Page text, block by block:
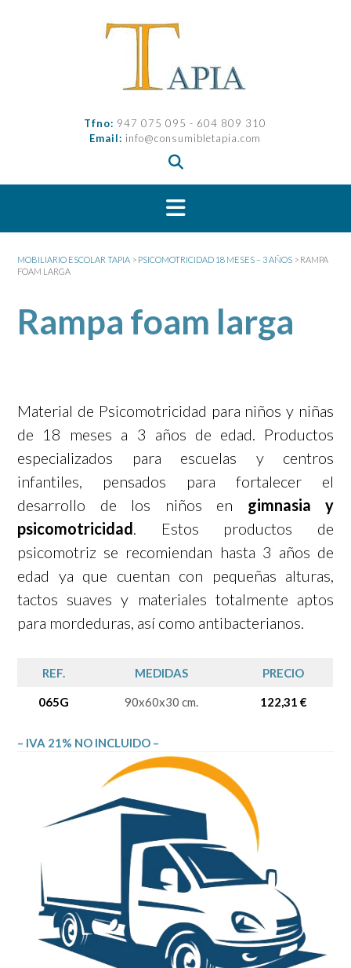
Tfno: 947 075 095 - 604 809 310
Email: info@consumibletapia.com
MOBILIARIO ESCOLAR TAPIA > PSICOMOTRICIDAD 18 MESES – 3 AÑOS > RAMPA
FOAM LARGA
Rampa foam larga
Material de Psicomotricidad para niños y niñas
de 18 meses a 3 años de edad. Productos
especializados para escuelas y centros
infantiles, pensados para fortalecer el
desarrollo de los niños en gimnasia y
psicomotricidad . Estos productos de
psicomotriz se recomiendan hasta 3 años de
edad ya que cuentan con pequeñas alturas,
tactos suaves y materiales totalmente aptos
para mordeduras, así como antibacterianos.
REF. MEDIDAS PRECIO
065G 90x60x30 cm. 122,31 €
– IVA 21% NO INCLUIDO –